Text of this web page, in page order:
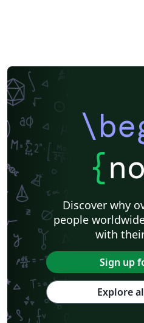
{
Discover why
people
with
Sign up
Explore